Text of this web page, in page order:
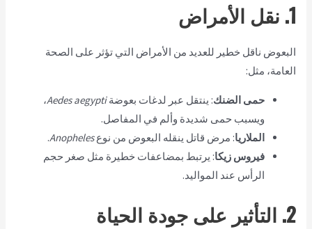
1. نقل الأمراض
البعوض ناقل خطير للعديد من الأمراض التي تؤثر على الصحة
العامة، مثل:
حمى الضنك: ينتقل عبر لدغات بعوضةAedes aegypti،
ويسبب حمى شديدة وألم في المفاصل.
الملاريا: مرض قاتل ينقله البعوض من نوعAnopheles
.
فيروس زيكا: يرتبط بمضاعفات خطيرة مثل صغر حجم
الرأس عند المواليد.
2. التأثير على جودة الحياة